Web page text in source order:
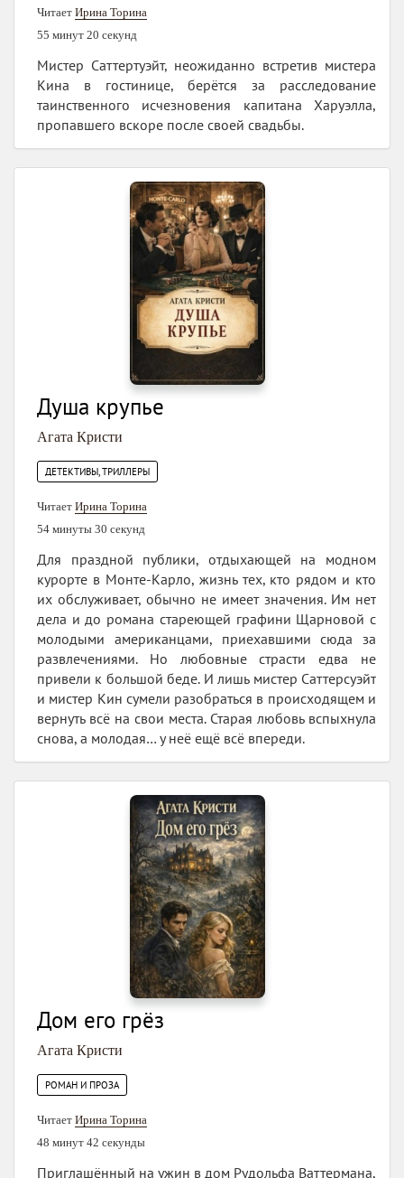
Читает Ирина Торина
55 минут 20 секунд
Мистер Саттертуэйт, неожиданно встретив мистера
Кина в гостинице, берётся за расследование
таинственного исчезновения капитана Харуэлла,
пропавшего вскоре после своей свадьбы.
Душа крупье
Агата Кристи
ДЕТЕКТИВЫ, ТРИЛЛЕРЫ
Читает Ирина Торина
54 минуты 30 секунд
Для праздной публики, отдыхающей на модном
курорте в Монте-Карло, жизнь тех, кто рядом и кто
их обслуживает, обычно не имеет значения. Им нет
дела и до романа стареющей графини Щарновой с
молодыми американцами, приехавшими сюда за
развлечениями. Но любовные страсти едва не
привели к большой беде. И лишь мистер Саттерсуэйт
и мистер Кин сумели разобраться в происходящем и
вернуть всё на свои места. Старая любовь вспыхнула
снова, а молодая… у неё ещё всё впереди.
Дом его грёз
Агата Кристи
РОМАН И ПРОЗА
Читает Ирина Торина
48 минут 42 секунды
Приглашённый на ужин в дом Рудольфа Ваттермана,